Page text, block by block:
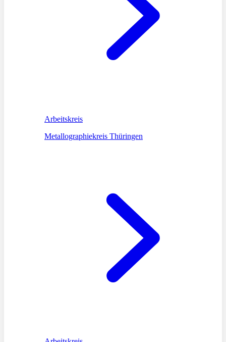
Arbeitskreis
Metallographiekreis Thüringen